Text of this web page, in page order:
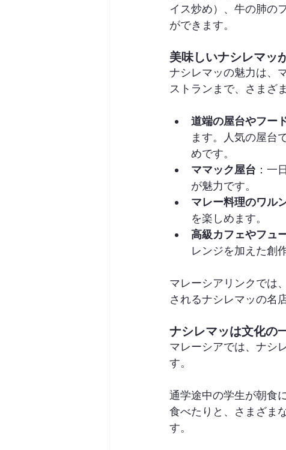
イス炒め）、牛の肺の
ができます。
美味しいナシレマッ
ナシレマッの魅力は、
ストランまで、さまざ
道端の屋台やフー
ます。人気の屋台
めです。
ママック屋台 ：一
が魅力です。
マレー料理のワル
を楽しめます。
高級カフェやフュ
レンジを加えた創
マレーシアリンクでは
されるナシレマッの名
ナシレマッは文化の
マレーシアでは、ナシ
す。
通学途中の学生が朝食
食べたりと、さまざま
す。